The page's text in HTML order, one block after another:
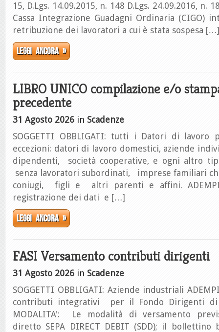
15, D.Lgs. 14.09.2015, n. 148 D.Lgs. 24.09.2016, n.
Cassa Integrazione Guadagni Ordinaria (CIGO)
retribuzione dei lavoratori a cui è stata sospesa […]
Leggi ancora »
LIBRO UNICO compilazione e/o
precedente
31 Agosto 2026 in Scadenze
SOGGETTI OBBLIGATI: tutti i Datori di
eccezioni: datori di lavoro domestici, aziende
dipendenti, società cooperative, e ogni altro
senza lavoratori subordinati, imprese familiari
coniugi, figli e altri parenti e affini.
registrazione dei dati e […]
Leggi ancora »
FASI Versamento contributi dirigenti
31 Agosto 2026 in Scadenze
SOGGETTI OBBLIGATI: Aziende industriali
contributi integrativi per il Fondo Dirigenti di
MODALITA': Le modalità di versamento
diretto SEPA DIRECT DEBIT (SDD); il bollettino